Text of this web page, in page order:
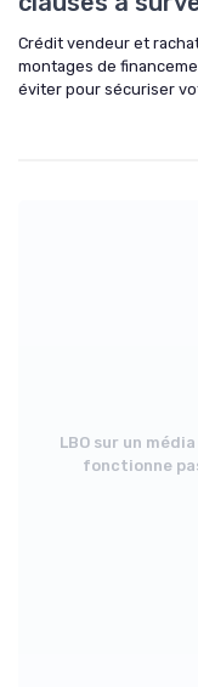
Crédit vendeur et
montages de
éviter pour sécuriser
LBO sur un
fonctionne